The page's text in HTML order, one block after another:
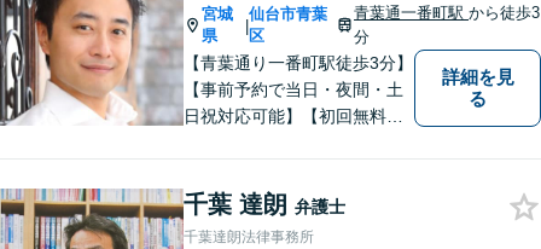
宮城
県
|
仙台市青葉
区
青葉通一番町駅から徒歩3
分
【青葉通り一番町駅徒歩3分】
【事前予約で当日・夜間・土
日祝対応可能】【初回無料相
詳細を見
る
千葉 達朗 弁護士
千葉達朗法律事務所